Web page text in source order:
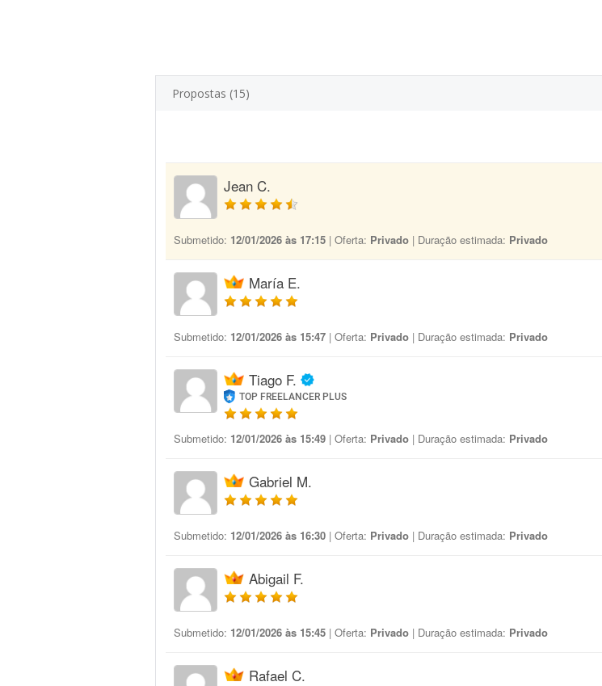
Propostas (15)
Jean C.
Submetido: 12/01/2026 às 17:15 | Oferta: Privado | Duração estimada: Privado
María E.
Submetido: 12/01/2026 às 15:47 | Oferta: Privado | Duração estimada: Privado
Tiago F.
TOP FREELANCER PLUS
Submetido: 12/01/2026 às 15:49 | Oferta: Privado | Duração estimada: Privado
Gabriel M.
Submetido: 12/01/2026 às 16:30 | Oferta: Privado | Duração estimada: Privado
Abigail F.
Submetido: 12/01/2026 às 15:45 | Oferta: Privado | Duração estimada: Privado
Rafael C.